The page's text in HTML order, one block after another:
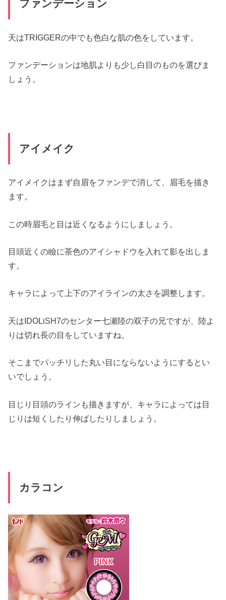
ファンデーション
天はTRIGGERの中でも色白な肌の色をしています。
ファンデーションは地肌よりも少し白目のものを選びま
しょう。
アイメイク
アイメイクはまず自眉をファンデで消して、眉毛を描き
ます。
この時眉毛と目は近くなるようにしましょう。
目頭近くの瞼に茶色のアイシャドウを入れて影を出しま
す。
キャラによって上下のアイラインの太さを調整します。
天はIDOLiSH7のセンター七瀬陸の双子の兄ですが、陸よ
りは切れ長の目をしていますね。
そこまでパッチリした丸い目にならないようにするとい
いでしょう。
目じり目頭のラインも描きますが、キャラによっては目
じりは短くしたり伸ばしたりしましょう。
カラコン